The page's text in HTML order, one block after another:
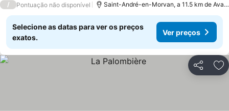
/ Pontuação não disponível Saint-André-en-Morvan, a 11.5 km de Avallon
Selecione as datas para ver os preços
exatos.
Ver preços
Partilhar